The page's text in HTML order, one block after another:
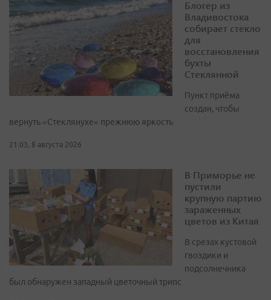
Блогер из
Владивостока
собирает стекло
для
восстановления
бухты
Стеклянной
Пункт приёма
создан, чтобы
вернуть «Стеклянухе» прежнюю яркость
21:03, 8 августа 2026
В Приморье не
пустили
крупную партию
зараженных
цветов из Китая
В срезах кустовой
гвоздики и
подсолнечника
был обнаружен западный цветочный трипс